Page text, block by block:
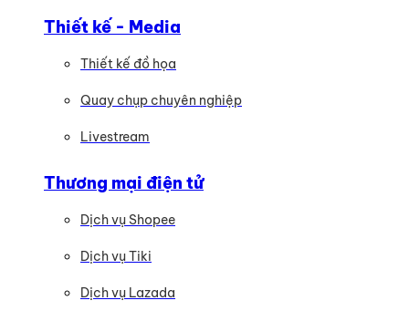
Thiết kế - Media
Thiết kế đồ họa
Quay chụp chuyên nghiệp
Livestream
Thương mại điện tử
Dịch vụ Shopee
Dịch vụ Tiki
Dịch vụ Lazada